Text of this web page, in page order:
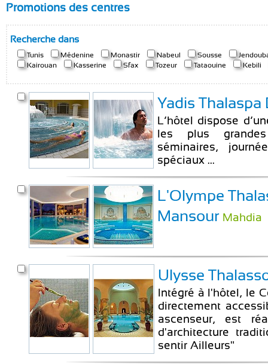
Promotions des centres
Recherche dans
Tunis Médenine Monastir Nabeul Sousse
Kairouan
Kasserine Sfax Tozeur Tataouine Kebili
Yadis Thalaspa
L’hôtel dispose
les plus
séminaires,
spéciaux ...
L'Olympe
Mansour Mahdia
Ulysse
Intégré à l'hôtel, le
directement
ascenseur, est
d'architecture
sentir Ailleurs"